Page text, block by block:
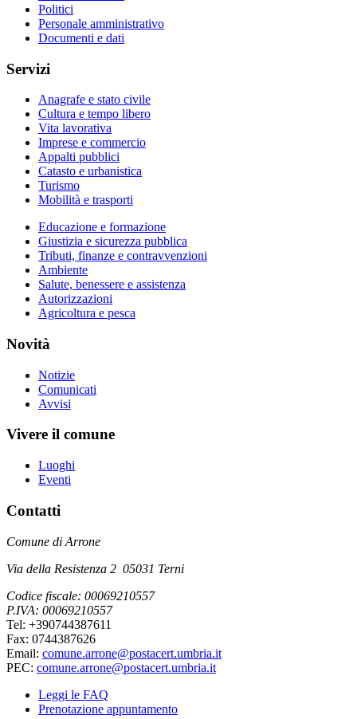
Politici
Personale amministrativo
Documenti e dati
Servizi
Anagrafe e stato civile
Cultura e tempo libero
Vita lavorativa
Imprese e commercio
Appalti pubblici
Catasto e urbanistica
Turismo
Mobilità e trasporti
Educazione e formazione
Giustizia e sicurezza pubblica
Tributi, finanze e contravvenzioni
Ambiente
Salute, benessere e assistenza
Autorizzazioni
Agricoltura e pesca
Novità
Notizie
Comunicati
Avvisi
Vivere il comune
Luoghi
Eventi
Contatti
Comune di Arrone
Via della Resistenza 2 05031 Terni
Codice fiscale: 00069210557
P.IVA: 00069210557
Tel: +390744387611
Fax: 0744387626
Email: comune.arrone@postacert.umbria.it
PEC: comune.arrone@postacert.umbria.it
Leggi le FAQ
Prenotazione appuntamento